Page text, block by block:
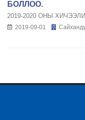
БОЛЛОО.
2019-2020 ОНЫ
2019-09-01